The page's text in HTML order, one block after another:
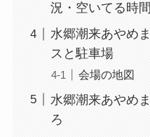
況・空いてる時
水郷潮来あやめ
スと駐車場
会場の地図
水郷潮来あやめ
ろ